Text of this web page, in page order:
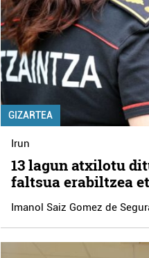
GIZARTEA
Irun
13 lagun atxilotu
faltsua erabiltzea
Imanol Saiz Gomez de